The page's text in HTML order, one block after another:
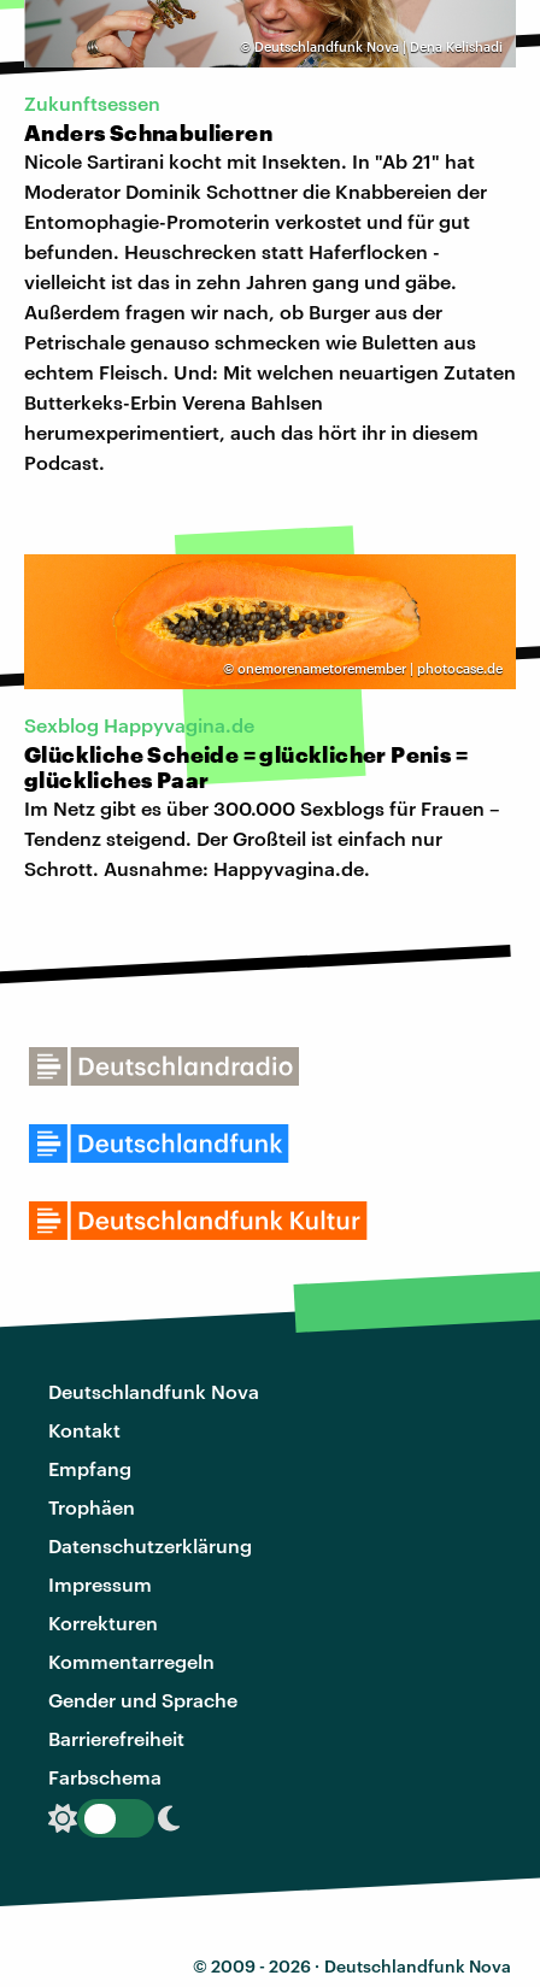
©Deutschlandfunk Nova | Dena Kelishadi
Zukunftsessen
Anders Schnabulieren
Nicole Sartirani kocht mit Insekten. In "Ab 21" hat
Moderator Dominik Schottner die Knabbereien der
Entomophagie-Promoterin verkostet und für gut
befunden. Heuschrecken statt Haferflocken -
vielleicht ist das in zehn Jahren gang und gäbe.
Außerdem fragen wir nach, ob Burger aus der
Petrischale genauso schmecken wie Buletten aus
echtem Fleisch. Und: Mit welchen neuartigen Zutaten
Butterkeks-Erbin Verena Bahlsen
herumexperimentiert, auch das hört ihr in diesem
Podcast.
©onemorenametoremember | photocase.de
Sexblog Happyvagina.de
Glückliche Scheide = glücklicher Penis =
glückliches Paar
Im Netz gibt es über 300.000 Sexblogs für Frauen –
Tendenz steigend. Der Großteil ist einfach nur
Schrott. Ausnahme: Happyvagina.de.
Deutschlandfunk Nova
Kontakt
Empfang
Trophäen
Datenschutzerklärung
Impressum
Korrekturen
Kommentarregeln
Gender und Sprache
Barrierefreiheit
Farbschema
© 2009 - 2026 · Deutschlandfunk Nova